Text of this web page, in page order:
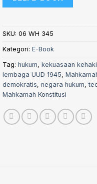
SKU: 06 WH 345
Kategori: E-Book
Tag: hukum, kekuasaan
lembaga UUD 1945,
demokratis, negara hukum,
Mahkamah Konstitusi